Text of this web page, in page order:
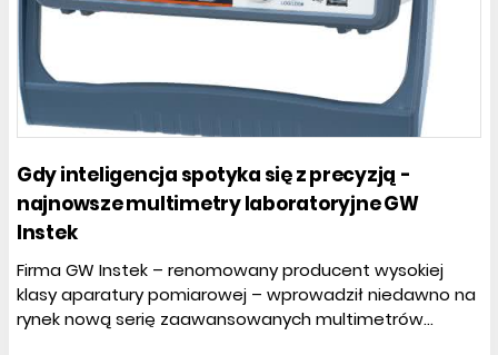
Gdy inteligencja spotyka się z precyzją -
najnowsze multimetry laboratoryjne GW
Instek
Firma GW Instek – renomowany producent wysokiej
klasy aparatury pomiarowej – wprowadził niedawno na
rynek nową serię zaawansowanych multimetrów...